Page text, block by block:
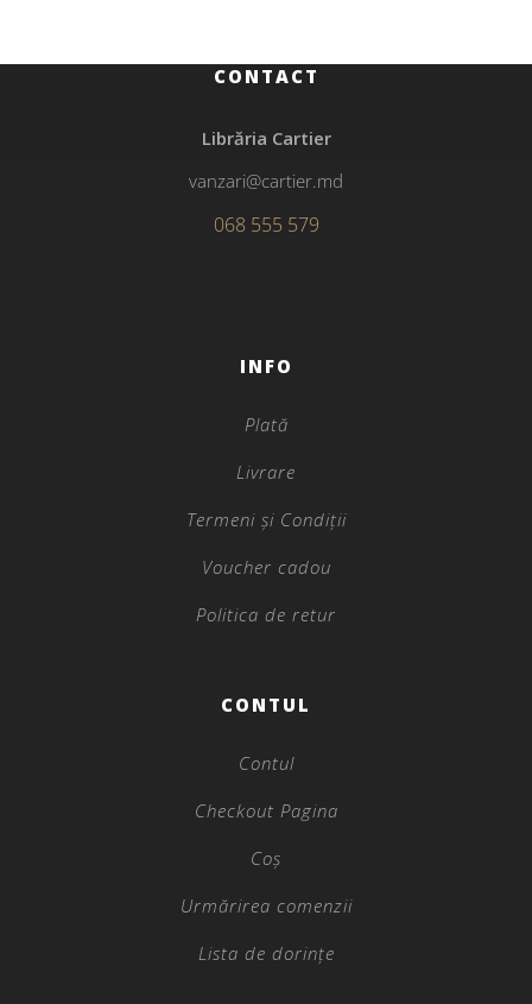
CONTACT
Librăria Cartier
vanzari@cartier.md
068 555 579
INFO
Plată
Livrare
Termeni și Condiții
Voucher cadou
Politica de retur
CONTUL
Contul
Checkout Pagina
Coș
Urmărirea comenzii
Lista de dorințe